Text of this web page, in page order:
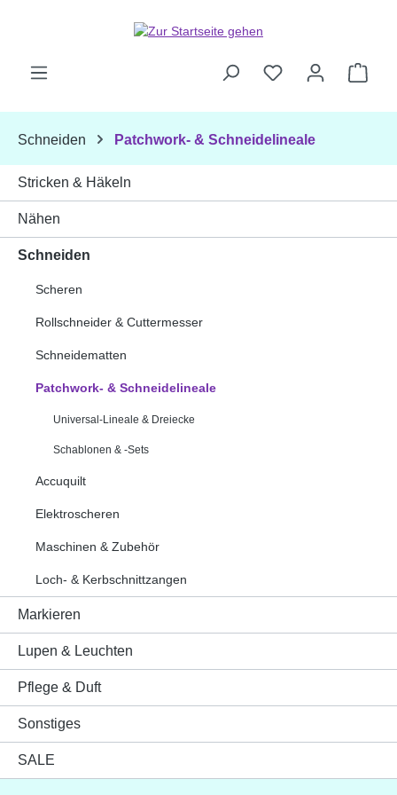
Schneiden Patchwork- & Schneidelineale
Stricken & Häkeln
Nähen
Schneiden
Scheren
Rollschneider & Cuttermesser
Schneidematten
Patchwork- & Schneidelineale
Universal-Lineale & Dreiecke
Schablonen & -Sets
Accuquilt
Elektroscheren
Maschinen & Zubehör
Loch- & Kerbschnittzangen
Markieren
Lupen & Leuchten
Pflege & Duft
Sonstiges
SALE